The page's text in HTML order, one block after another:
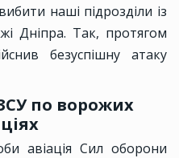
наші підрозділи із
Дніпра. Так, протягом
безуспішну атаку
по ворожих
авіація Сил оборони